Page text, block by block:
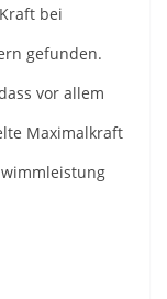
bei
gefunden.
vor allem
Maximalkraft